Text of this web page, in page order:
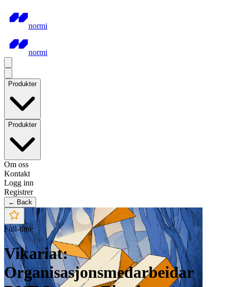
normi
normi
Produkter
Produkter
Om oss
Kontakt
Logg inn
Registrer
← Back
Full-time
Vikariat:
Organisasjonsmedarbeidar